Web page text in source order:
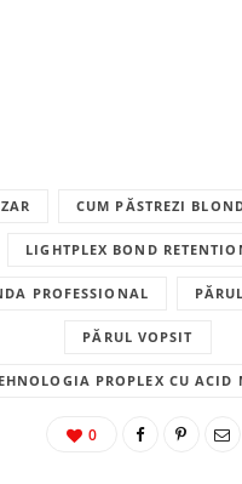
CUM PĂSTREZI
LIGHTPLEX BOND
PROFESSIONAL
PĂRUL VOPSIT
PROPLEX CU ACID
0